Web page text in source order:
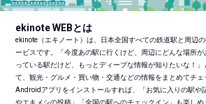
ekinote WEBとは
ekinote（エキノート）は、日本全国すべての鉄道駅と周辺
ービスです。「今度あの駅に行くけど、周辺にどんな場所
っている駅だけど、もっとディープな情報が知りたいな！
て、観光・グルメ・買い物・交通などの情報をまとめてチ
Androidアプリをインストールすれば、「お気に入りの駅や
やエキメシの投稿」「全国の駅へのチェックイン」も楽し